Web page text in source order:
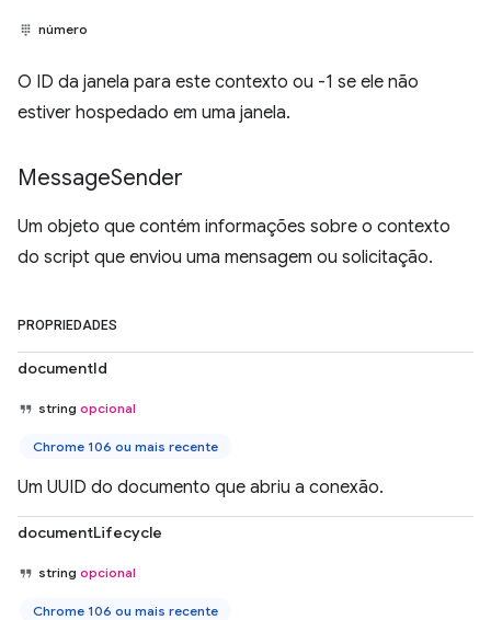
número
O ID da janela para este contexto ou -1 se ele não
estiver hospedado em uma janela.
MessageSender
Um objeto que contém informações sobre o contexto
do script que enviou uma mensagem ou solicitação.
PROPRIEDADES
documentId
string opcional
Chrome 106 ou mais recente
Um UUID do documento que abriu a conexão.
documentLifecycle
string opcional
Chrome 106 ou mais recente